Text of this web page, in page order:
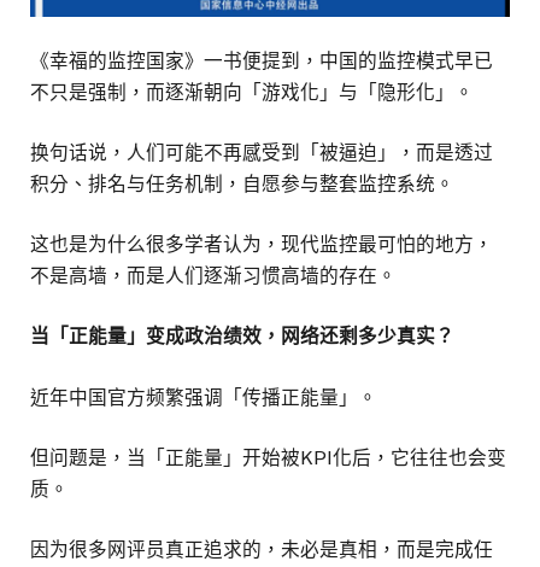
《幸福的监控国家》一书便提到，中国的监控模式早已
不只是强制，而逐渐朝向「游戏化」与「隐形化」。
换句话说，人们可能不再感受到「被逼迫」，而是透过
积分、排名与任务机制，自愿参与整套监控系统。
这也是为什么很多学者认为，现代监控最可怕的地方，
不是高墙，而是人们逐渐习惯高墙的存在。
当「正能量」变成政治绩效，网络还剩多少真实？
近年中国官方频繁强调「传播正能量」。
但问题是，当「正能量」开始被KPI化后，它往往也会变
质。
因为很多网评员真正追求的，未必是真相，而是完成任